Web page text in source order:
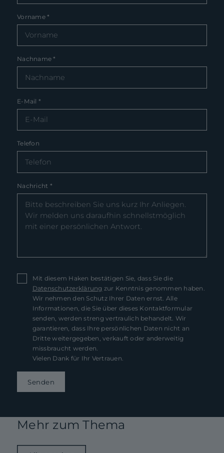
Vorname*
Nachname*
E-Mail *
Telefon
Nachricht *
Mit diesem Haken bestätigen Sie, dass Sie die
Datenschutzerklärung zur Kenntnis genommen haben.
Wir nehmen den Schutz Ihrer Daten ernst. Alle
Informationen, die Sie über dieses Kontaktformular
senden, werden streng vertraulich behandelt. Wir
garantieren, dass Ihre persönlichen Daten nicht an
Dritte weitergegeben, verkauft oder anderweitig
missbraucht werden.
Vielen Dank für Ihr Vertrauen.
Senden
Mehr zum Thema